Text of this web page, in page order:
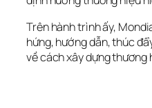
Trên hành trình ấy,
hứng, hướng dẫn, thúc
về cách xây dựng thương